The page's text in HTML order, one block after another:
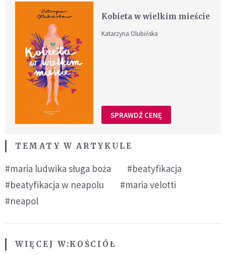
Kobieta w wielkim mieście
Katarzyna Olubińska
SPRAWDŹ CENĘ
TEMATY W ARTYKULE
#maria ludwika sługa boża
#beatyfikacja
#beatyfikacja w neapolu
#maria velotti
#neapol
WIĘCEJ W:KOŚCIÓŁ